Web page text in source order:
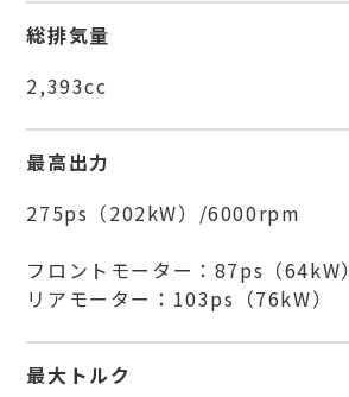
総排気量
2,393cc
最高出力
275ps（202kW）/6000rpm
フロントモーター：87ps（64kW）
リアモーター：103ps（76kW）
最大トルク